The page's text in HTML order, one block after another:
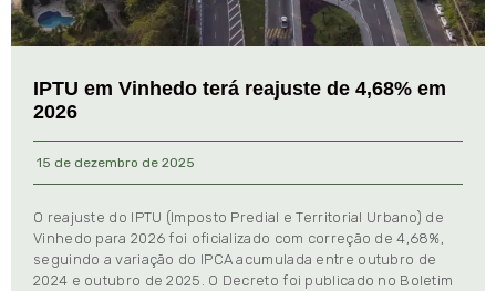
IPTU em Vinhedo terá reajuste de 4,68% em
2026
15 de dezembro de 2025
O reajuste do IPTU (Imposto Predial e Territorial Urbano) de
Vinhedo para 2026 foi oficializado com correção de 4,68%,
seguindo a variação do IPCA acumulada entre outubro de
2024 e outubro de 2025. O Decreto foi publicado no Boletim